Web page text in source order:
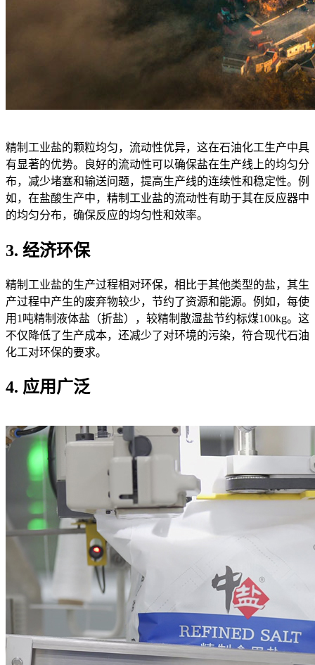
精制工业盐的颗粒均匀，流动性优异，这在石油化工生产中具
有显著的优势。良好的流动性可以确保盐在生产线上的均匀分
布，减少堵塞和输送问题，提高生产线的连续性和稳定性。例
如，在盐酸生产中，精制工业盐的流动性有助于其在反应器中
的均匀分布，确保反应的均匀性和效率。
3. 经济环保
精制工业盐的生产过程相对环保，相比于其他类型的盐，其生
产过程中产生的废弃物较少，节约了资源和能源。例如，每使
用1吨精制液体盐（折盐），较精制散湿盐节约标煤100kg。这
不仅降低了生产成本，还减少了对环境的污染，符合现代石油
化工对环保的要求。
4. 应用广泛